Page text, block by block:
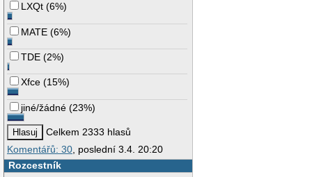
LXQt (6%)
MATE (6%)
TDE (2%)
Xfce (15%)
jiné/žádné (23%)
Celkem 2333 hlasů
Komentářů: 30, poslední 3.4. 20:20
Rozcestník